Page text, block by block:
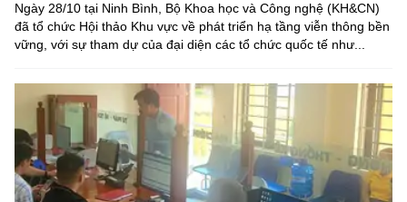
Vietnamese English
BỘ KHOA HỌC VÀ CÔNG NGHỆ
MINISTRY OF SCIENCE AND TECHNOLOGY
Điều khoản sử dụng Theo dõi MST: Góp ý
Ngày 28/10 tại Ninh Bình, Bộ Khoa học và Công nghệ (KH&CN)
đã tổ chức Hội thảo Khu vực về phát triển hạ tầng viễn thông bền
vững, với sự tham dự của đại diện các tổ chức quốc tế như...